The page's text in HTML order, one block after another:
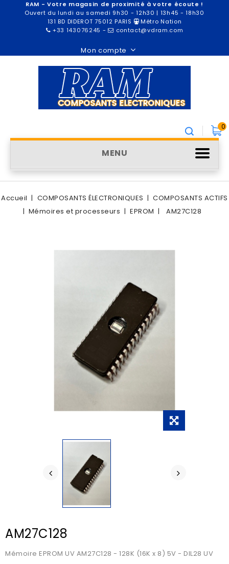
RAM - Votre magasin de proximité à votre écoute !
Ouvert du lundi au samedi 9h30 - 12h30 | 13h45 - 18h30
131 BD DIDEROT 75012 PARIS
Métro Nation
+33 143076245 - contact@vdram.com
Mon compte
0
MENU
Accueil COMPOSANTS ÉLECTRONIQUES
COMPOSANTS ACTIFS
Mémoires et processeurs
EPROM AM27C128
AM27C128
Mémoire EPROM UV AM27C128 - 128K (16K x 8) 5V - DIL28 UV